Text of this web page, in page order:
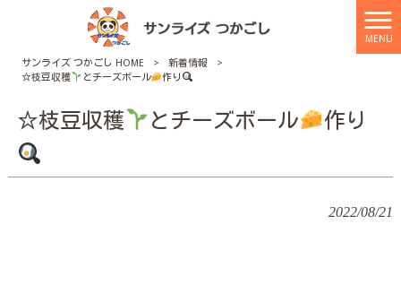
MENU
サンライズ つかごし HOME > 新着情報
>
☆枝豆収穫
とチーズボール 作り
☆枝豆収穫 とチーズボール 作り
2022/08/21